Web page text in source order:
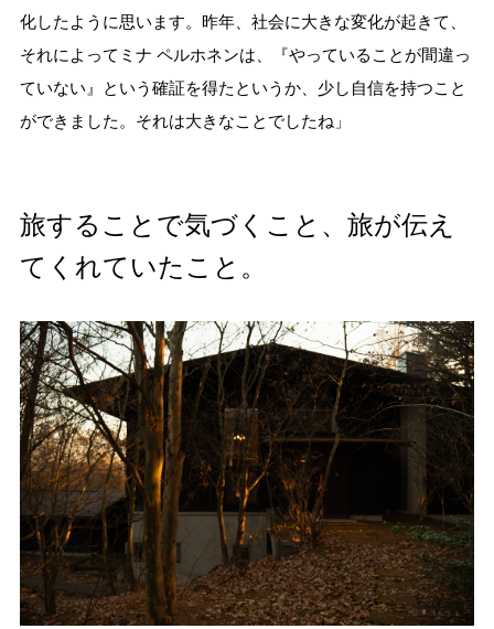
化したように思います。昨年、社会に大きな変化が起きて、
それによってミナ ペルホネンは、『やっていることが間違っ
ていない』という確証を得たというか、少し自信を持つこと
ができました。それは大きなことでしたね」
旅することで気づくこと、旅が伝え
てくれていたこと。